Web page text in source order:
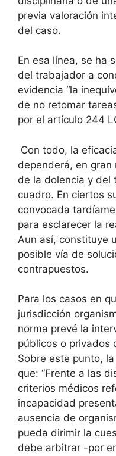
previa valoración
del caso.
En esa línea, se ha
del trabajador a
evidencia “la
de no retomar
por el artículo 244
Con todo, la
dependerá, en
de la dolencia y del
cuadro. En ciertos
convocada
para esclarecer la
Aun así, constituye
posible vía de
contrapuestos.
Para los casos en
jurisdicción
norma prevé la
públicos o privados
Sobre este punto,
que: “Frente a las
criterios médicos
incapacidad
ausencia de
pueda dirimir la
debe arbitrar -por